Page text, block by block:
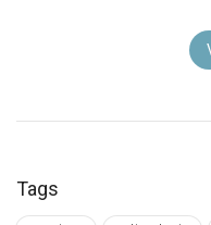
Tags